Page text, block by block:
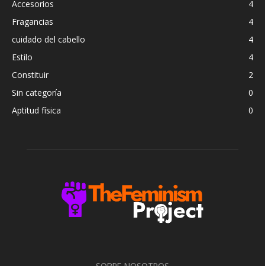
Accesorios
4
Fragancias
4
cuidado del cabello
4
Estilo
4
Constituir
2
Sin categoría
0
Aptitud física
0